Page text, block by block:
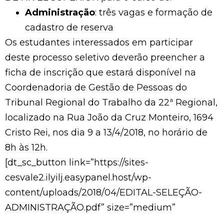
Administração: três vagas e formação de
cadastro de reserva
Os estudantes interessados em participar
deste processo seletivo deverão preencher a
ficha de inscrição que estará disponível na
Coordenadoria de Gestão de Pessoas do
Tribunal Regional do Trabalho da 22ª Regional,
localizado na Rua João da Cruz Monteiro, 1694
Cristo Rei, nos dia 9 a 13/4/2018, no horário de
8h às 12h.
[dt_sc_button link=”https://sites-
cesvale2.ilyilj.easypanel.host/wp-
content/uploads/2018/04/EDITAL-SELEÇÃO-
ADMINISTRAÇÃO.pdf” size=”medium”